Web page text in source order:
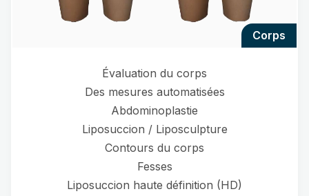
corps
Évaluation du corps
Des mesures automatisées
Abdominoplastie
Liposuccion / Liposculpture
Contours du corps
Fesses
Liposuccion haute définition (HD)